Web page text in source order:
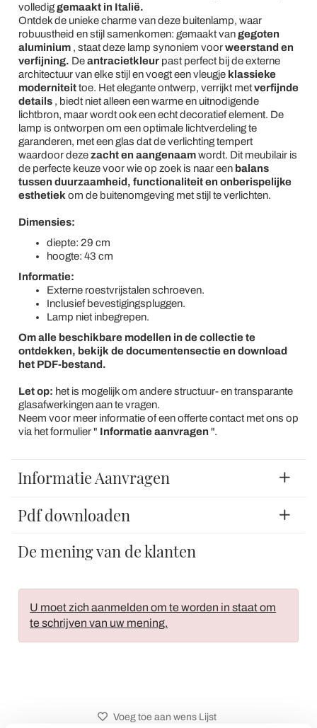
vollediggemaakt in Italië.
Ontdek de unieke charme van deze buitenlamp, waar
robuustheid en stijl samenkomen: gemaakt vangegoten
aluminium, staat deze lamp synoniem voorweerstand en
verfijning. Deantracietkleurpast perfect bij de externe
architectuur van elke stijl en voegt een vleugje klassieke
moderniteittoe. Het elegante ontwerp, verrijkt metverfijnde
details, biedt niet alleen een warme en uitnodigende
lichtbron, maar wordt ook een echt decoratief element. De
lamp is ontworpen om een optimale lichtverdeling te
garanderen, met een glas dat de verlichting tempert
waardoor dezezacht en aangenaamwordt. Dit meubilair is
de perfecte keuze voor wie op zoek is naar een balans
tussen duurzaamheid, functionaliteit en onberispelijke
esthetiek om de buitenomgeving met stijl te verlichten.
Dimensies:
diepte: 29 cm
hoogte: 43 cm
Informatie:
Externe roestvrijstalen schroeven.
Inclusief bevestigingspluggen.
Lamp niet inbegrepen.
Om alle beschikbare modellen in de collectie te
ontdekken, bekijk de documentensectie en download
het PDF-bestand.
Let op: het is mogelijk om andere structuur- en transparante
glasafwerkingen aan te vragen.
Neem voor meer informatie of een offerte contact met ons op
via het formulier " Informatie aanvragen ".
Informatie Aanvragen
Pdf downloaden
De mening van de klanten
U moet zich aanmelden om te worden in staat om
te schrijven van uw mening.
Voeg toe aan wens Lijst